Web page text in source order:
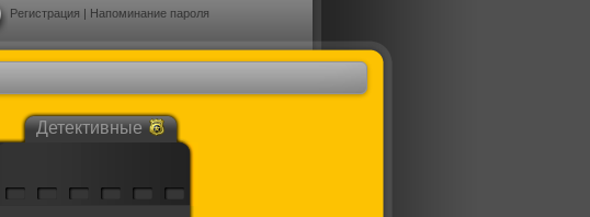
Регистрация | Напоминание пароля
Детективные